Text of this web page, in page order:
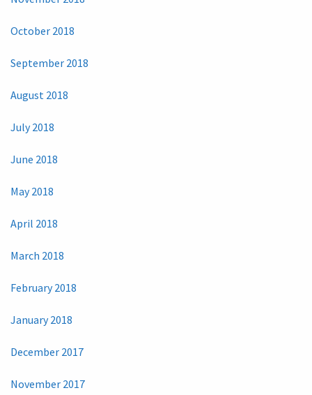
October 2018
September 2018
August 2018
July 2018
June 2018
May 2018
April 2018
March 2018
February 2018
January 2018
December 2017
November 2017